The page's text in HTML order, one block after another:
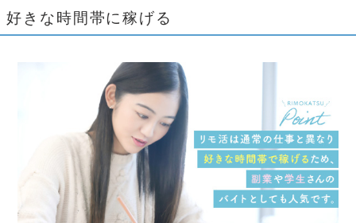
好きな時間帯に稼げる